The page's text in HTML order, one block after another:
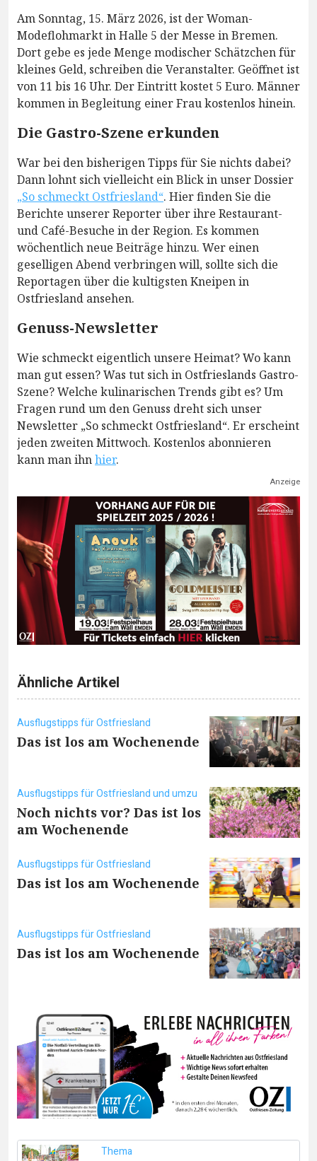
Am Sonntag, 15. März 2026, ist der Woman-
Modeflohmarkt in Halle 5 der Messe in Bremen.
Dort gebe es jede Menge modischer Schätzchen für
kleines Geld, schreiben die Veranstalter. Geöffnet ist
von 11 bis 16 Uhr. Der Eintritt kostet 5 Euro. Männer
kommen in Begleitung einer Frau kostenlos hinein.
Die Gastro-Szene erkunden
War bei den bisherigen Tipps für Sie nichts dabei?
Dann lohnt sich vielleicht ein Blick in unser Dossier
„So schmeckt Ostfriesland“. Hier finden Sie die
Berichte unserer Reporter über ihre Restaurant-
und Café-Besuche in der Region. Es kommen
wöchentlich neue Beiträge hinzu. Wer einen
geselligen Abend verbringen will, sollte sich die
Reportagen über die kultigsten Kneipen in
Ostfriesland ansehen.
Genuss-Newsletter
Wie schmeckt eigentlich unsere Heimat? Wo kann
man gut essen? Was tut sich in Ostfrieslands Gastro-
Szene? Welche kulinarischen Trends gibt es? Um
Fragen rund um den Genuss dreht sich unser
Newsletter „So schmeckt Ostfriesland“. Er erscheint
jeden zweiten Mittwoch. Kostenlos abonnieren
kann man ihnhier.
Anzeige
Ähnliche Artikel
Ausflugstipps für Ostfriesland
Das ist los am Wochenende
Ausflugstipps für Ostfriesland und umzu
Noch nichts vor? Das ist los
am Wochenende
Ausflugstipps für Ostfriesland
Das ist los am Wochenende
Ausflugstipps für Ostfriesland
Das ist los am Wochenende
Thema